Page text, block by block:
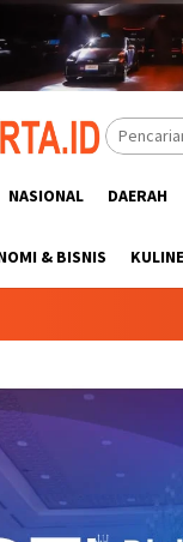
NASIONAL DAERAH
& BISNIS
Inklusi Keuangan